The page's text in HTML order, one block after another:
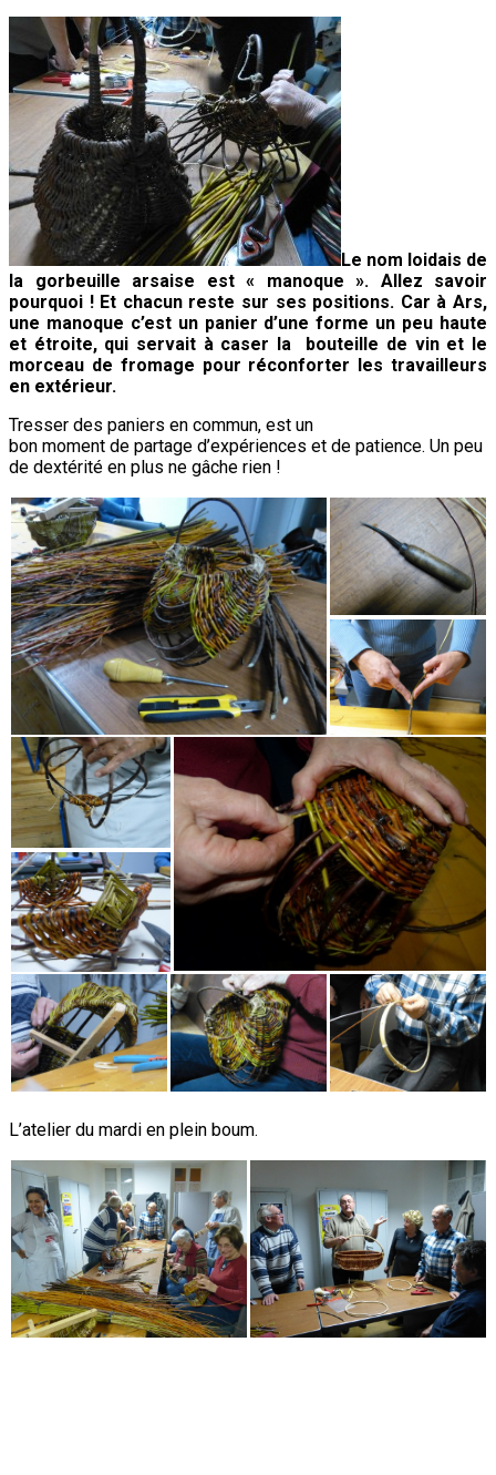
Le nom loidais de
la gorbeuille arsaise est « manoque ». Allez savoir
pourquoi ! Et chacun reste sur ses positions. Car à Ars,
une manoque c’est un panier d’une forme un peu haute
et étroite, qui servait à caser la bouteille de vin et le
morceau de fromage pour réconforter les travailleurs
en extérieur.
Tresser des paniers en commun, est un
bon moment de partage d’expériences et de patience. Un peu
de dextérité en plus ne gâche rien !
L’atelier du mardi en plein boum.